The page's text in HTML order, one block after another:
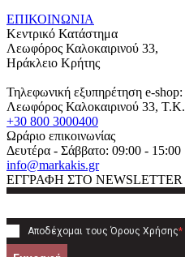
ΕΠΙΚΟΙΝΩΝΙΑ
Κεντρικό Κατάστημα
Λεωφόρος Καλοκαιρινού 33,
Ηράκλειο Κρήτης
Τηλεφωνική εξυπηρέτηση e-shop:
Λεωφόρος Καλοκαιρινού 33, T.K.
+30 800 3000400
Ωράριο επικοινωνίας
Δευτέρα - Σάββατο: 09:00 - 15:00
info@markakis.gr
ΕΓΓΡΑΦΗ ΣΤΟ NEWSLETTER
Αποδέχομαι τους Όρους Χρήσης*